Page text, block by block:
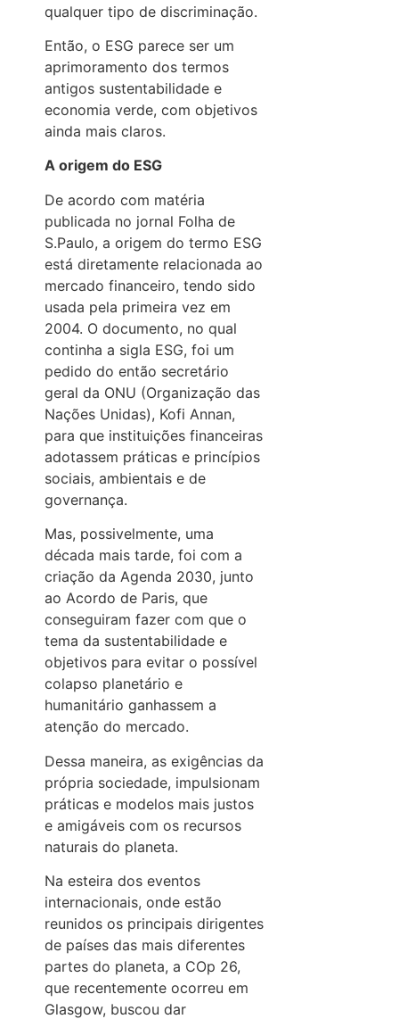
qualquer tipo de discriminação.
Então, o ESG parece ser um
aprimoramento dos termos
antigos sustentabilidade e
economia verde, com objetivos
ainda mais claros.
A origem do ESG
De acordo com matéria
publicada no jornal Folha de
S.Paulo, a origem do termo ESG
está diretamente relacionada ao
mercado financeiro, tendo sido
usada pela primeira vez em
2004. O documento, no qual
continha a sigla ESG, foi um
pedido do então secretário
geral da ONU (Organização das
Nações Unidas), Kofi Annan,
para que instituições financeiras
adotassem práticas e princípios
sociais, ambientais e de
governança.
Mas, possivelmente, uma
década mais tarde, foi com a
criação da Agenda 2030, junto
ao Acordo de Paris, que
conseguiram fazer com que o
tema da sustentabilidade e
objetivos para evitar o possível
colapso planetário e
humanitário ganhassem a
atenção do mercado.
Dessa maneira, as exigências da
própria sociedade, impulsionam
práticas e modelos mais justos
e amigáveis com os recursos
naturais do planeta.
Na esteira dos eventos
internacionais, onde estão
reunidos os principais dirigentes
de países das mais diferentes
partes do planeta, a COp 26,
que recentemente ocorreu em
Glasgow, buscou dar